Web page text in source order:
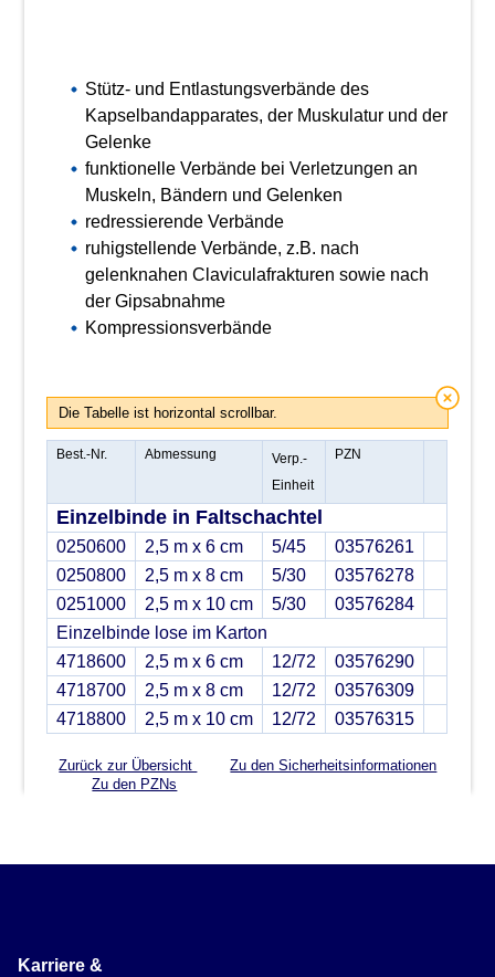
Stütz- und Entlastungsverbände des
Kapselbandapparates, der Muskulatur und der
Gelenke
funktionelle Verbände bei Verletzungen an
Muskeln, Bändern und Gelenken
redressierende Verbände
ruhigstellende Verbände, z.B. nach
gelenknahen Claviculafrakturen sowie nach
der Gipsabnahme
Kompressionsverbände
Die Tabelle ist horizontal scrollbar.
Best.-Nr. Abmessung
Verp.-
Einheit
PZN
Einzelbinde in Faltschachtel
0250600 2,5 m x 6 cm 5/45
03576261
0250800
2,5 m x 8 cm 5/30
03576278
0251000
2,5 m x 10 cm 5/30
03576284
Einzelbinde lose im Karton
4718600
2,5 m x 6 cm 12/72
03576290
4718700
2,5 m x 8 cm 12/72
03576309
4718800
2,5 m x 10 cm 12/72 03576315
Zurück zur Übersicht
Zu den Sicherheitsinformationen
Zu den PZNs
Karriere &